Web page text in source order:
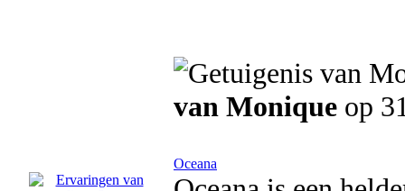
van Monique op
Oceana